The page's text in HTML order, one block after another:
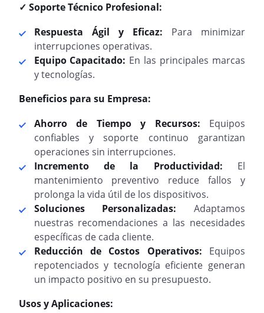
✓ Soporte Técnico Profesional:
Respuesta Ágil y Eficaz: Para minimizar
interrupciones operativas.
Equipo Capacitado: En las principales marcas
y tecnologías.
Beneficios para su Empresa:
Ahorro de Tiempo y Recursos: Equipos
confiables y soporte continuo garantizan
operaciones sin interrupciones.
Incremento de la Productividad: El
mantenimiento preventivo reduce fallos y
prolonga la vida útil de los dispositivos.
Soluciones Personalizadas: Adaptamos
nuestras recomendaciones a las necesidades
específicas de cada cliente.
Reducción de Costos Operativos: Equipos
repotenciados y tecnología eficiente generan
un impacto positivo en su presupuesto.
Usos y Aplicaciones: